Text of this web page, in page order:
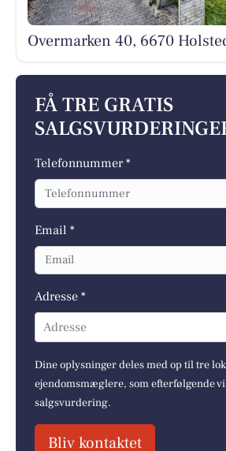
Overmarken 40, 6670
FÅ TRE GRATIS
Telefonnummer *
Email *
Adresse *
Adresse
Dine oplysninger deles med op til tre
ejendomsmæglere, som efterfølgende
salgsvurdering.
Bliv kontaktet